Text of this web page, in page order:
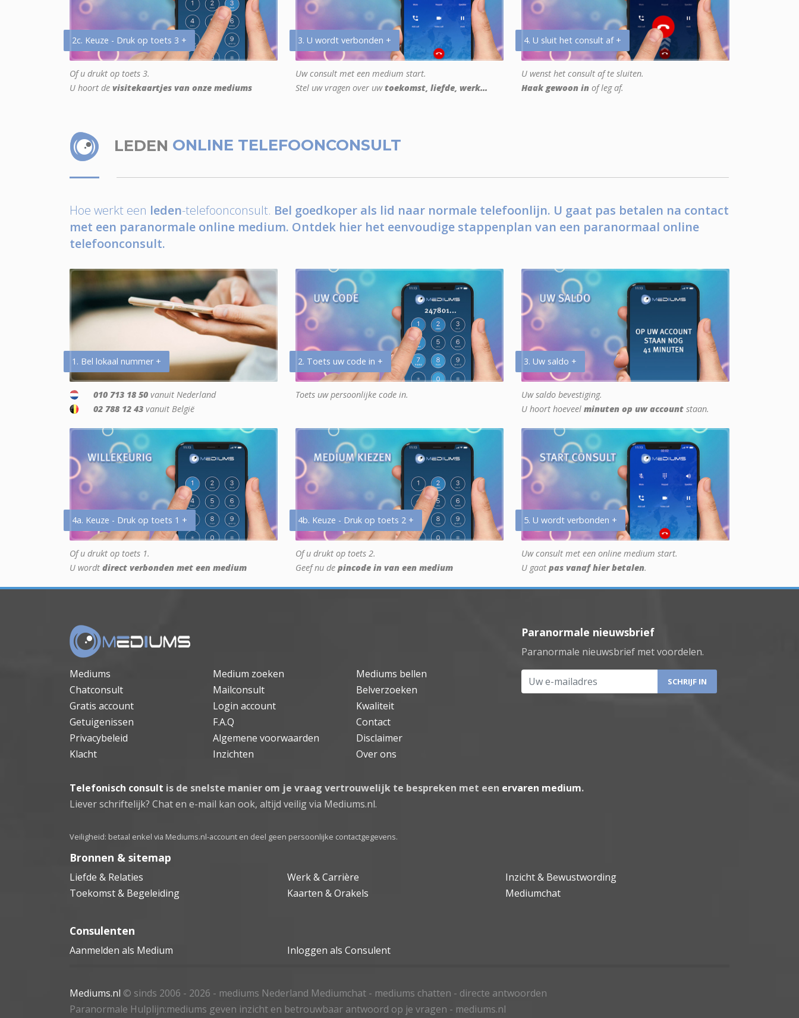
2c. Keuze - Druk op toets 3 +
Of u drukt op toets 3.
U hoort de visitekaartjes van onze mediums
3. U wordt verbonden +
Uw consult met een medium start.
Stel uw vragen over uwtoekomst, liefde, werk...
4. U sluit het consult af +
U wenst het consult af te sluiten.
Haak gewoon in of leg af.
LEDEN ONLINE TELEFOONCONSULT
Hoe werkt een leden-telefoonconsult. Bel goedkoper als lid naar normale telefoonlijn. U gaat pas betalen na contact
met een paranormale online medium. Ontdek hier het eenvoudige stappenplan van een paranormaal online
telefoonconsult.
1. Bel lokaal nummer +
010 713 18 50 vanuit Nederland
02 788 12 43 vanuit België
2. Toets uw code in +
Toets uw persoonlijke code in.
3. Uw saldo +
Uw saldo bevestiging.
U hoort hoeveel minuten op uw account staan.
4a. Keuze - Druk op toets 1 +
Of u drukt op toets 1.
U wordt direct verbonden met een medium
4b. Keuze - Druk op toets 2 +
Of u drukt op toets 2.
Geef nu de pincode in van een medium
5. U wordt verbonden +
Uw consult met een online medium start.
U gaat pas vanaf hier betalen.
Mediums Medium zoeken
Mediums bellen
Chatconsult
Mailconsult
Belverzoeken
Gratis account
Login account
Kwaliteit
Getuigenissen
F.A.Q
Contact
Privacybeleid
Algemene voorwaarden
Disclaimer
Klacht
Inzichten Over ons
Paranormale nieuwsbrief
Paranormale nieuwsbrief met voordelen.
Uw e-mailadres
Telefonisch consult is de snelste manier om je vraag vertrouwelijk te bespreken met een ervaren medium.
Liever schriftelijk? Chat en e-mail kan ook, altijd veilig via Mediums.nl.
Veiligheid: betaal enkel via Mediums.nl-account en deel geen persoonlijke contactgegevens.
Bronnen & sitemap
Liefde & Relaties Werk & Carrière
Inzicht & Bewustwording
Toekomst & Begeleiding
Kaarten & Orakels Mediumchat
Consulenten
Aanmelden als Medium Inloggen als Consulent
Mediums.nl © sinds 2006 - 2026 - mediums Nederland Mediumchat - mediums chatten - directe antwoorden
Paranormale Hulplijn:mediums geven inzicht en betrouwbaar antwoord op je vragen - mediums.nl